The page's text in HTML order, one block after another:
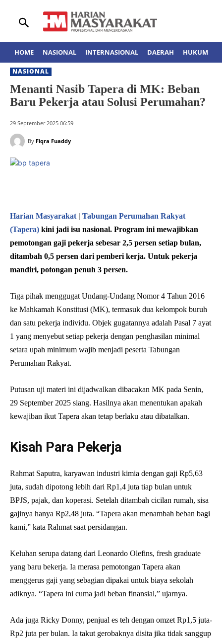
HOME NASIONAL INTERNASIONAL DAERAH HUKUM
NASIONAL
Menanti Nasib Tapera di MK: Beban
Baru Pekerja atau Solusi Perumahan?
29 September 2025 06:59
By Fiqra Fuaddy
Harian Masyarakat | Tabungan Perumahan Rakyat
(Tapera) kini jadi isu nasional. Program ini mewajibkan
pemotongan gaji pekerja sebesar 2,5 persen setiap bulan,
ditambah 0,5 persen dari pemberi kerja. Untuk pekerja
mandiri, potongan penuh 3 persen.
Tiga pihak menggugat Undang-Undang Nomor 4 Tahun 2016
ke Mahkamah Konstitusi (MK), termasuk dua kelompok buruh
dan satu pekerja individu. Objek gugatannya adalah Pasal 7 ayat
1 yang menyebut setiap pekerja dengan penghasilan minimal
setara upah minimum wajib menjadi peserta Tabungan
Perumahan Rakyat.
Putusan uji materi ini dijadwalkan dibacakan MK pada Senin,
29 September 2025 siang. Hasilnya akan menentukan apakah
kewajiban ikut Tapera akan tetap berlaku atau dibatalkan.
Kisah Para Pekerja
Rahmat Saputra, karyawan industri kimia dengan gaji Rp5,63
juta, sudah dipotong lebih dari Rp1,4 juta tiap bulan untuk
BPJS, pajak, dan koperasi. Setelah ditambah cicilan rumah, sisa
gajinya hanya Rp2,48 juta. “Tapera akan menambah beban bagi
kami,” kata Rahmat saat persidangan.
Keluhan serupa datang dari Leonardo Olefins, fresh graduate
yang baru bekerja. Ia merasa pemotongan Tapera akan
menggerus gaji yang sebagian dipakai untuk biaya sekolah
adiknya. “Tapera ini cuma jadi beban finansial,” ujarnya.
Ada juga Ricky Donny, penjual es teh dengan omzet Rp1,5 juta-
Rp2 juta per bulan. Ia takut gerobaknya disita jika tidak sanggup